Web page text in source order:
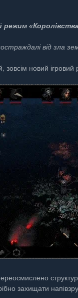
Steam!
Steam!
свій смак.
II!
режим
від зла
новий
захищати